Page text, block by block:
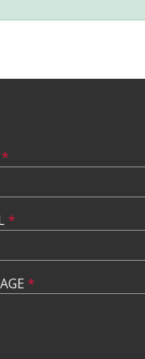
*
*
*